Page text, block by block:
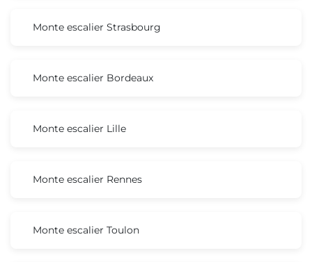
Monte escalier Strasbourg
Monte escalier Bordeaux
Monte escalier Lille
Monte escalier Rennes
Monte escalier Toulon